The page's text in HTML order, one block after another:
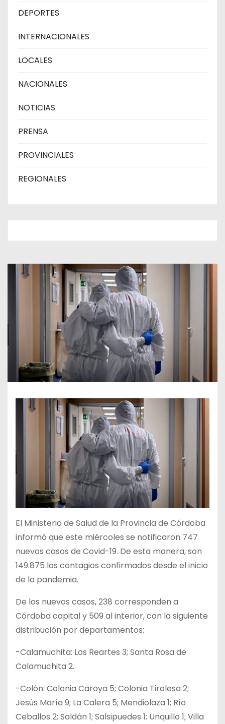
DEPORTES
INTERNACIONALES
LOCALES
NACIONALES
NOTICIAS
PRENSA
PROVINCIALES
REGIONALES
El Ministerio de Salud de la Provincia de Córdoba
informó que este miércoles se notificaron 747
nuevos casos de Covid-19. De esta manera, son
149.875 los contagios confirmados desde el inicio
de la pandemia.
De los nuevos casos, 238 corresponden a
Córdoba capital y 509 al interior, con la siguiente
distribución por departamentos:
-Calamuchita: Los Reartes 3; Santa Rosa de
Calamuchita 2.
-Colón: Colonia Caroya 5; Colonia Tirolesa 2;
Jesús María 9; La Calera 5; Mendiolaza 1; Río
Ceballos 2; Saldán 1; Salsipuedes 1; Unquillo 1; Villa